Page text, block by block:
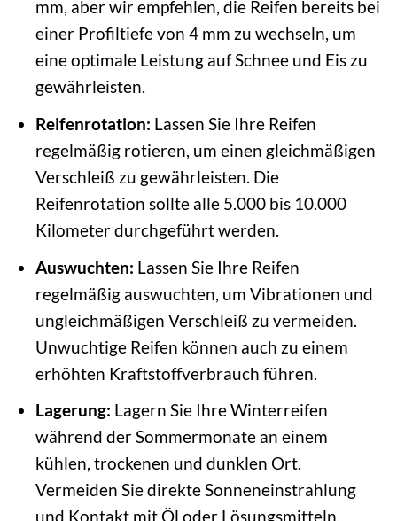
mm, aber wir empfehlen, die Reifen bereits bei
einer Profiltiefe von 4 mm zu wechseln, um
eine optimale Leistung auf Schnee und Eis zu
gewährleisten.
Reifenrotation: Lassen Sie Ihre Reifen
regelmäßig rotieren, um einen gleichmäßigen
Verschleiß zu gewährleisten. Die
Reifenrotation sollte alle 5.000 bis 10.000
Kilometer durchgeführt werden.
Auswuchten: Lassen Sie Ihre Reifen
regelmäßig auswuchten, um Vibrationen und
ungleichmäßigen Verschleiß zu vermeiden.
Unwuchtige Reifen können auch zu einem
erhöhten Kraftstoffverbrauch führen.
Lagerung: Lagern Sie Ihre Winterreifen
während der Sommermonate an einem
kühlen, trockenen und dunklen Ort.
Vermeiden Sie direkte Sonneneinstrahlung
und Kontakt mit Öl oder Lösungsmitteln.